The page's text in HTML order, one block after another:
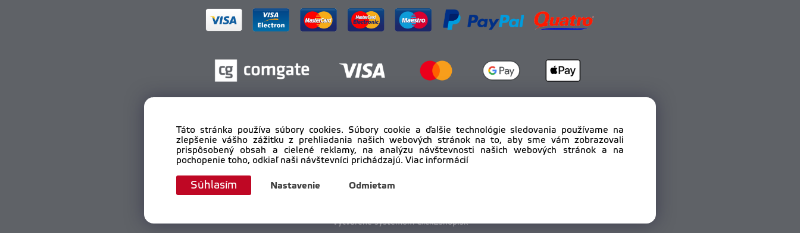
Copyright © 2012 - 2025 pro-body.sk, All rights reserved | DAHA s.r.o.
Vytvorené systémom ClickEshop.sk
Táto stránka používa súbory cookies. Súbory cookie a ďalšie technológie sledovania používame na
zlepšenie vášho zážitku z prehliadania našich webových stránok na to, aby sme vám zobrazovali
prispôsobený obsah a cielené reklamy, na analýzu návštevnosti našich webových stránok a na
pochopenie toho, odkiaľ naši návštevníci prichádzajú. Viac informácií
Súhlasím Nastavenie Odmietam